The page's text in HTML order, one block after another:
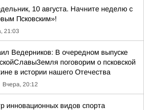
10 августа. Начните неделю с
Псковским»!
21:03
Ведерников: В очередном выпуске
поговорим о псковской
в истории нашего Отечества
Вчера, 20:12
инновационных видов спорта